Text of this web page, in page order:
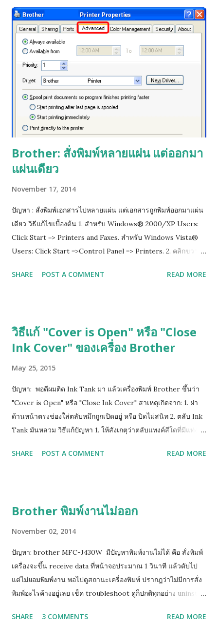
Brother: สั่งพิมพ์หลายแผ่น แต่ออกมา
แผ่นเดียว
November 17, 2014
ปัญหา : สั่งพิมพ์เอกสารไปหลายแผ่น แต่เอกสารถูกพิมพ์ออกมาแผ่น
เดียว วิธีแก้ไขเบื้องต้น 1. สำหรับ Windows® 2000/XP Users:
Click Start => Printers and Faxes. สำหรับ Windows Vista®
Users: Click Start =>Control Panel => Printers. 2. คลิกขวาที่
Advance แล้วติ๊กออกตรงช่อง Enable advanced printing
SHARE POST A COMMENT READ MORE
วิธีแก้ "Cover is Open" หรือ "Close
Ink Cover" ของเครื่อง Brother
May 25, 2015
ปัญหา: พอดีผมติด Ink Tank มา แล้วเครื่องพิมพ์ Brother ขึ้นว่า
"Cover is Open" หรือ "Close Ink Cover" สาเหตุเกิดจาก: 1. ฝา
ด้านหน้าตรงช่องใส่ตลับหมึกถูกเปิดอยู่ หรือ ปิดไม่สนิท 2. ตลับ Ink
Tank มันหลวม วิธีแก้ปัญหา 1. ให้สังเกตุว่าตลับแทงค์สีใดที่มีแท่ง
ฐานตลับแทงค์สีนั้น 2. หากยังฟ้องคำสั่งเดิมให้ถอดตลับทั้งหมดออก
อยู่ด้านข้าง)
SHARE POST A COMMENT READ MORE
Brother พิมพ์งานไม่ออก
November 02, 2014
ปัญหา: brother MFC-J430W มีปัญหาพิมพ์งานไม่ได้ คือ สั่งพิมพ์
เครื่องจะขึ้น receive data ที่หน้าจอประมาณ 1 วินาที แล้วดับไป
แต่ไม่ยอมพิมพ์งาน พอไปดูสถานะเครื่องพิมพ์ ปรากฎว่าไม่มีการสั่ง
พิมพ์อะไรค้างอยู่เลย เช็ค troubleshoot ดูก็ปกติทุกอย่าง uninstall
print ได้ แต่ไม่สามารถพิมพ์ได้ วิธีแก้ไขเบื้องต้น ให้คุณทำการ Add
SHARE 3 COMMENTS READ MORE